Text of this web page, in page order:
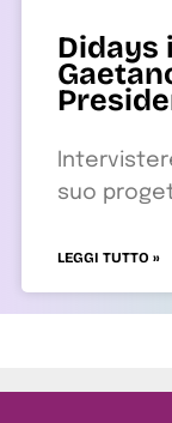
Didays
suo
LEGGI TUTTO »